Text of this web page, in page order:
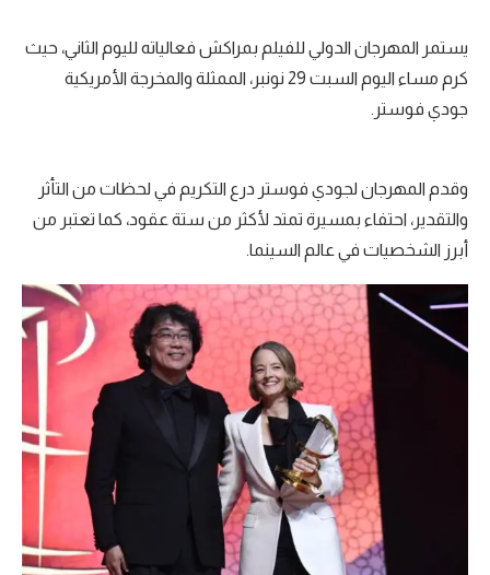
يستمر المهرجان الدولي للفيلم بمراكش فعالياته لليوم الثاني، حيث
كرم مساء اليوم السبت 29 نونبر، الممثلة والمخرجة الأمريكية
جودي فوستر.
وقدم المهرجان لجودي فوستر درع التكريم في لحظات من التأثر
والتقدير، احتفاء بمسيرة تمتد لأكثر من ستة عقود، كما تعتبر من
أبرز الشخصيات في عالم السينما.